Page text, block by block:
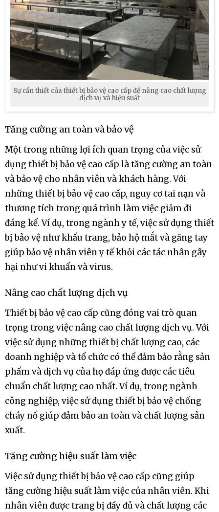
Sự cần thiết của thiết bị bảo vệ cao cấp để nâng cao chất lượng
dịch vụ và hiệu suất
Tăng cường an toàn và bảo vệ
Một trong những lợi ích quan trọng của việc sử
dụng thiết bị bảo vệ cao cấp là tăng cường an toàn
và bảo vệ cho nhân viên và khách hàng. Với
những thiết bị bảo vệ cao cấp, nguy cơ tai nạn và
thương tích trong quá trình làm việc giảm đi
đáng kể. Ví dụ, trong ngành y tế, việc sử dụng thiết
bị bảo vệ như khẩu trang, bảo hộ mắt và găng tay
giúp bảo vệ nhân viên y tế khỏi các tác nhân gây
hại như vi khuẩn và virus.
Nâng cao chất lượng dịch vụ
Thiết bị bảo vệ cao cấp cũng đóng vai trò quan
trọng trong việc nâng cao chất lượng dịch vụ. Với
việc sử dụng những thiết bị chất lượng cao, các
doanh nghiệp và tổ chức có thể đảm bảo rằng sản
phẩm và dịch vụ của họ đáp ứng được các tiêu
chuẩn chất lượng cao nhất. Ví dụ, trong ngành
công nghiệp, việc sử dụng thiết bị bảo vệ chống
cháy nổ giúp đảm bảo an toàn và chất lượng sản
xuất.
Tăng cường hiệu suất làm việc
Việc sử dụng thiết bị bảo vệ cao cấp cũng giúp
tăng cường hiệu suất làm việc của nhân viên. Khi
nhân viên được trang bị đầy đủ và chất lượng các